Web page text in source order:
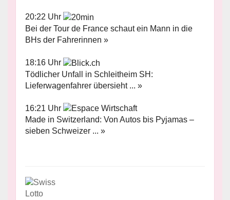
20:22 Uhr
Bei der Tour de France schaut ein Mann in die
BHs der Fahrerinnen »
18:16 Uhr
Tödlicher Unfall in Schleitheim SH:
Lieferwagenfahrer übersieht ... »
16:21 Uhr
Made in Switzerland: Von Autos bis Pyjamas –
sieben Schweizer ... »